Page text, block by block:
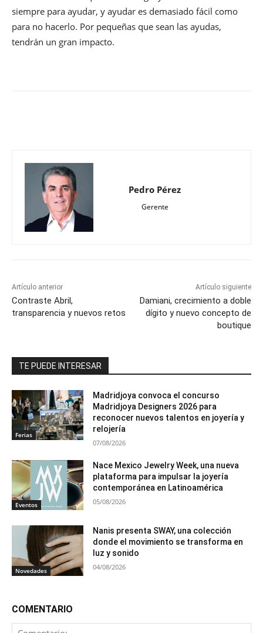
siempre para ayudar, y ayudar es demasiado fácil como
para no hacerlo. Por pequeñas que sean las ayudas,
tendrán un gran impacto.
Pedro Pérez
Gerente
Artículo anterior
Contraste Abril,
transparencia y nuevos retos
Artículo siguiente
Damiani, crecimiento a doble
dígito y nuevo concepto de
boutique
TE PUEDE INTERESAR
Ferias
Madridjoya convoca el concurso
Madridjoya Designers 2026 para
reconocer nuevos talentos en joyería y
relojería
07/08/2026
Eventos
Nace Mexico Jewelry Week, una nueva
plataforma para impulsar la joyería
contemporánea en Latinoamérica
05/08/2026
Novedades
Nanis presenta SWAY, una colección
donde el movimiento se transforma en
luz y sonido
04/08/2026
COMENTARIO